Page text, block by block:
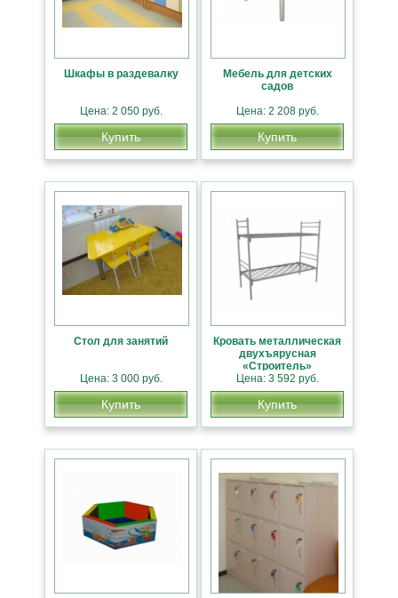
Шкафы в раздевалку
Цена: 2 050 руб.
Купить
Мебель для детских
садов
Цена: 2 208 руб.
Купить
Стол для занятий
Цена: 3 000 руб.
Купить
Кровать металлическая
двухъярусная
«Строитель»
Цена: 3 592 руб.
Купить